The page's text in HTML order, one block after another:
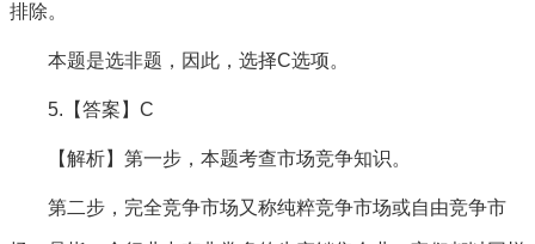
排除。
本题是选非题，因此，选择C选项。
5.【答案】C
【解析】第一步，本题考查市场竞争知识。
第二步，完全竞争市场又称纯粹竞争市场或自由竞争市